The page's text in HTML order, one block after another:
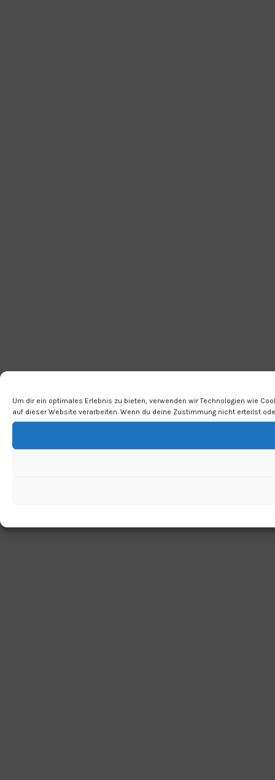
Um dir ein optimales Erlebnis zu bieten, verwenden wir Technologien wie
auf dieser Website verarbeiten. Wenn du deine Zustimmung nicht erteilst